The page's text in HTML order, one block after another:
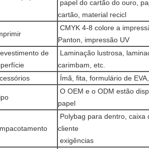
papel do cartão do ouro,
cartão, material recicl
CMYK 4-8 colore a
Panton, impressão UV
de
Laminação lustrosa,
carimbam, etc.
Ímã, fita, formulário de
O OEM e o ODM estão
papel
Polybag para dentro,
cliente
exigências